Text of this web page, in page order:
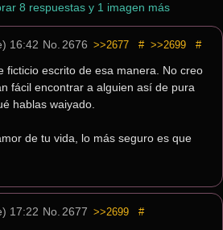
8 respuestas y 1 imagen más
16:42 No. 2676 >>2677 # >>2699 #
ficticio escrito de esa manera. No creo
fácil encontrar a alguien así de pura
hablas waiyado.
de tu vida, lo más seguro es que
17:22 No. 2677 >>2699 #